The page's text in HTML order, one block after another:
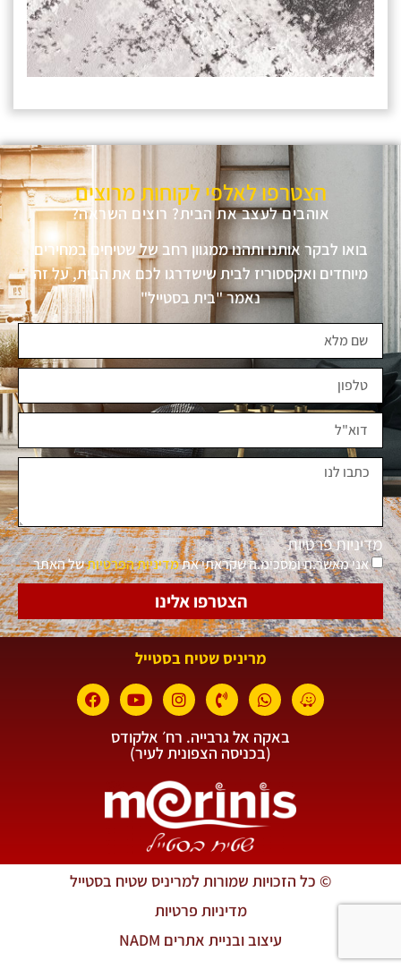
הצטרפו לאלפי לקוחות מרוצים
אוהבים לעצב את הבית? רוצים השראה?
בואו לבקר אותנו ותהנו ממגוון רחב של שטיחים במחירים
מיוחדים ואקססוריז לבית שישדרגו לכם את הבית, על זה
נאמר "בית בסטייל"
מדיניות פרטיות
אני מאשר.ת ומסכימ.ה שקראתי אתמדיניות הפרטיותשל האתר
הצטרפו אלינו
מריניס שטיח בסטייל
באקה אל גרבייה. רח׳ אלקודס
(בכניסה הצפונית לעיר)
עיצוב ובניית אתרים NADM
מדיניות פרטיות
© כל הזכויות שמורות למריניס שטיח בסטייל